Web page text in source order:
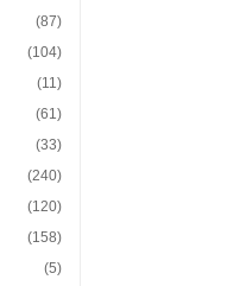
(87)
(104)
(11)
(61)
(33)
(240)
(120)
(158)
(5)